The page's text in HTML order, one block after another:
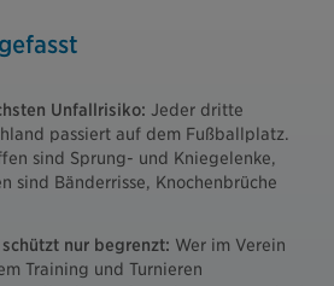
Unfallrisiko: Jeder dritte
passiert auf dem Fußballplatz.
sind Sprung- und Kniegelenke,
sind Bänderrisse, Knochenbrüche
nur begrenzt: Wer im Verein
Training und Turnieren